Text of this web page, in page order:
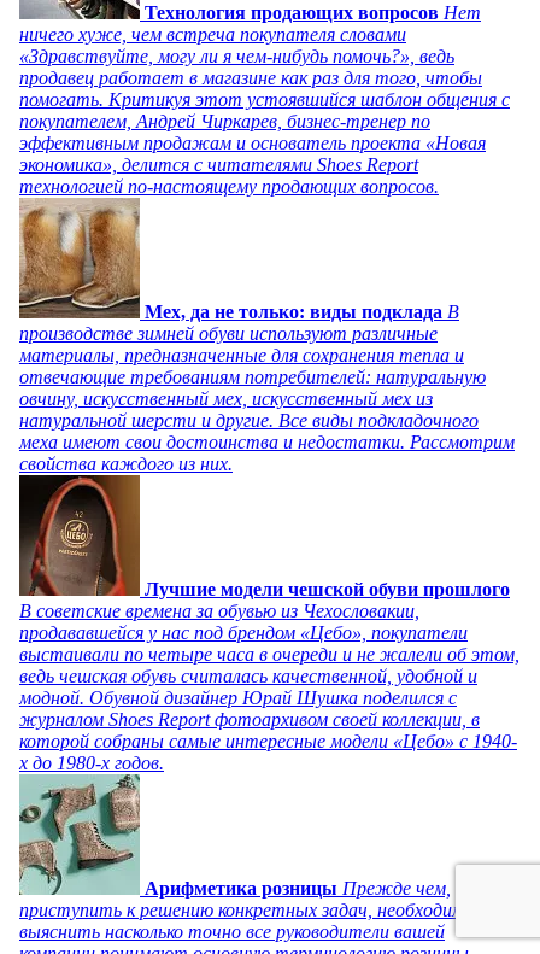
Технология продающих вопросов Нет
ничего хуже, чем встреча покупателя словами
«Здравствуйте, могу ли я чем-нибудь помочь?», ведь
продавец работает в магазине как раз для того, чтобы
помогать. Критикуя этот устоявшийся шаблон общения с
покупателем, Андрей Чиркарев, бизнес-тренер по
эффективным продажам и основатель проекта «Новая
экономика», делится с читателями Shoes Report
технологией по-настоящему продающих вопросов.
Мех, да не только: виды подклада В
производстве зимней обуви используют различные
материалы, предназначенные для сохранения тепла и
отвечающие требованиям потребителей: натуральную
овчину, искусственный мех, искусственный мех из
натуральной шерсти и другие. Все виды подкладочного
меха имеют свои достоинства и недостатки. Рассмотрим
свойства каждого из них.
Лучшие модели чешской обуви прошлого
В советские времена за обувью из Чехословакии,
продававшейся у нас под брендом «Цебо», покупатели
выстаивали по четыре часа в очереди и не жалели об этом,
ведь чешская обувь считалась качественной, удобной и
модной. Обувной дизайнер Юрай Шушка поделился с
журналом Shoes Report фотоархивом своей коллекции, в
которой собраны самые интересные модели «Цебо» с 1940-
х до 1980-х годов.
Арифметика розницы Прежде чем,
приступить к решению конкретных задач, необходимо
выяснить насколько точно все руководители вашей